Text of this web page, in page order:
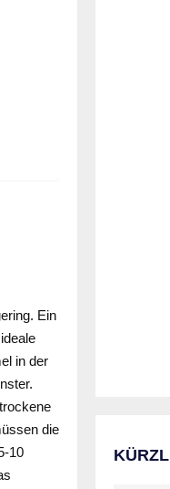
Ein
in der
die
10